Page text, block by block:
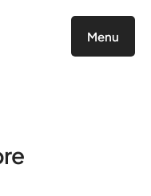
Menu